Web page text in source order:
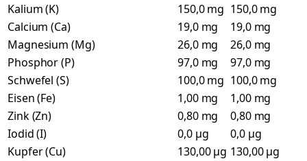
Kalium (K)
150,0 mg 150,0 mg
Calcium (Ca)
19,0 mg
19,0 mg
Magnesium (Mg)
26,0 mg
26,0 mg
Phosphor (P)
97,0 mg
97,0 mg
Schwefel (S)
100,0 mg 100,0 mg
Eisen (Fe)
1,00 mg
1,00 mg
Zink (Zn)
0,80 mg
0,80 mg
Iodid (I)
0,0 µg
0,0 µg
Kupfer (Cu)
130,00 µg 130,00 µg